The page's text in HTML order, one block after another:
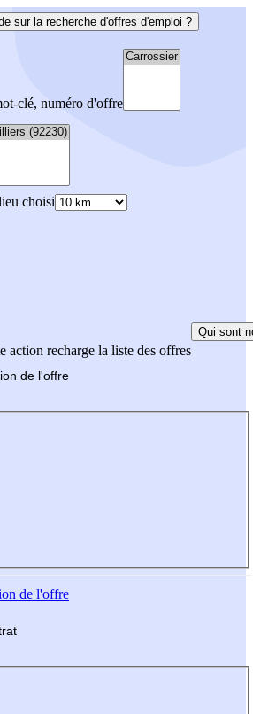
sur la recherche d'offres d'emploi ?
clé, numéro d'offre
choisi
action recharge la liste des offres
Qui sont
de l'offre
de l'offre